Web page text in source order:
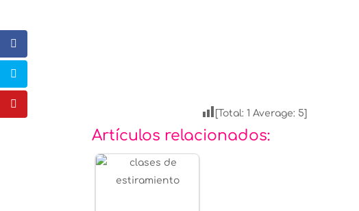
[Total:1 Average: 5]
Artículos relacionados: